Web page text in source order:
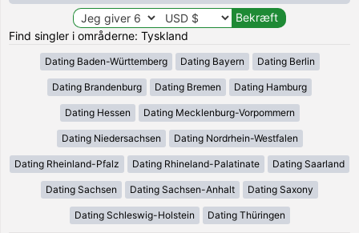
Find singler i områderne: Tyskland
Dating Baden-Württemberg Dating Bayern Dating Berlin
Dating Brandenburg Dating Bremen Dating Hamburg
Dating Hessen Dating Mecklenburg-Vorpommern
Dating Niedersachsen Dating Nordrhein-Westfalen
Dating Rheinland-Pfalz Dating Rhineland-Palatinate Dating Saarland
Dating Sachsen Dating Sachsen-Anhalt Dating Saxony
Dating Schleswig-Holstein Dating Thüringen